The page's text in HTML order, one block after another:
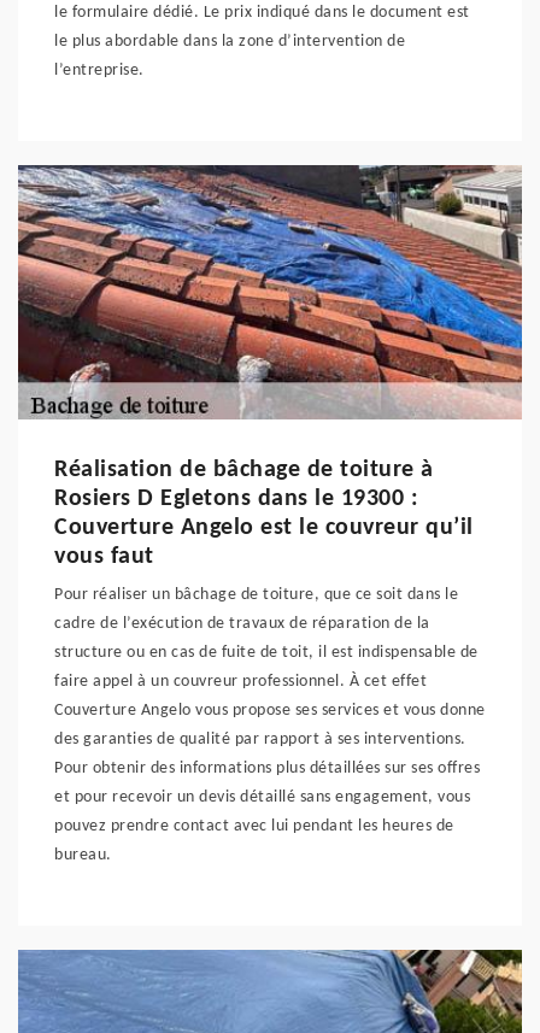
le formulaire dédié. Le prix indiqué dans le document est
le plus abordable dans la zone d’intervention de
l’entreprise.
Réalisation de bâchage de toiture à
Rosiers D Egletons dans le 19300 :
Couverture Angelo est le couvreur qu’il
vous faut
Pour réaliser un bâchage de toiture, que ce soit dans le
cadre de l’exécution de travaux de réparation de la
structure ou en cas de fuite de toit, il est indispensable de
faire appel à un couvreur professionnel. À cet effet
Couverture Angelo vous propose ses services et vous donne
des garanties de qualité par rapport à ses interventions.
Pour obtenir des informations plus détaillées sur ses offres
et pour recevoir un devis détaillé sans engagement, vous
pouvez prendre contact avec lui pendant les heures de
bureau.